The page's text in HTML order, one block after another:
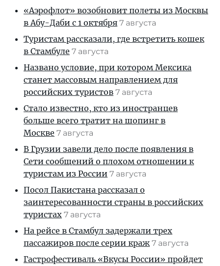
«Аэрофлот» возобновит полеты из Москвы
в Абу-Даби с 1 октября 7 августа
Туристам рассказали, где встретить кошек
в Стамбуле 7 августа
Названо условие, при котором Мексика
станет массовым направлением для
российских туристов 7 августа
Стало известно, кто из иностранцев
больше всего тратит на шопинг в
Москве 7 августа
В Грузии завели дело после появления в
Сети сообщений о плохом отношении к
туристам из России 7 августа
Посол Пакистана рассказал о
заинтересованности страны в российских
туристах 7 августа
На рейсе в Стамбул задержали трех
пассажиров после серии краж 7 августа
Гастрофестиваль «Вкусы России» пройдет